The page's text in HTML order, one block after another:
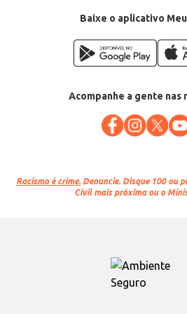
Baixe o aplicativo
Acompanhe a gente nas
Racismo é crime. Denuncie. Disque 100 ou
Civil mais próxima ou o